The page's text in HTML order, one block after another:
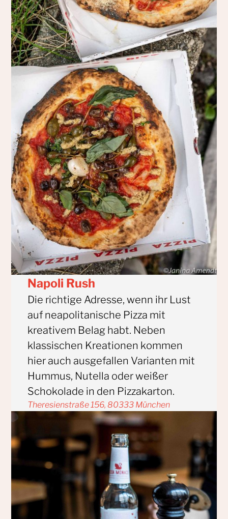
Napoli Rush
Die richtige Adresse, wenn ihr Lust
auf neapolitanische Pizza mit
kreativem Belag habt. Neben
klassischen Kreationen kommen
hier auch ausgefallen Varianten mit
Hummus, Nutella oder weißer
Schokolade in den Pizzakarton.
Theresienstraße 156, 80333 München